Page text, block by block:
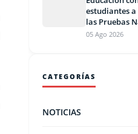
estudiantes
las Pruebas
05 Ago 2026
CATEGORÍAS
NOTICIAS